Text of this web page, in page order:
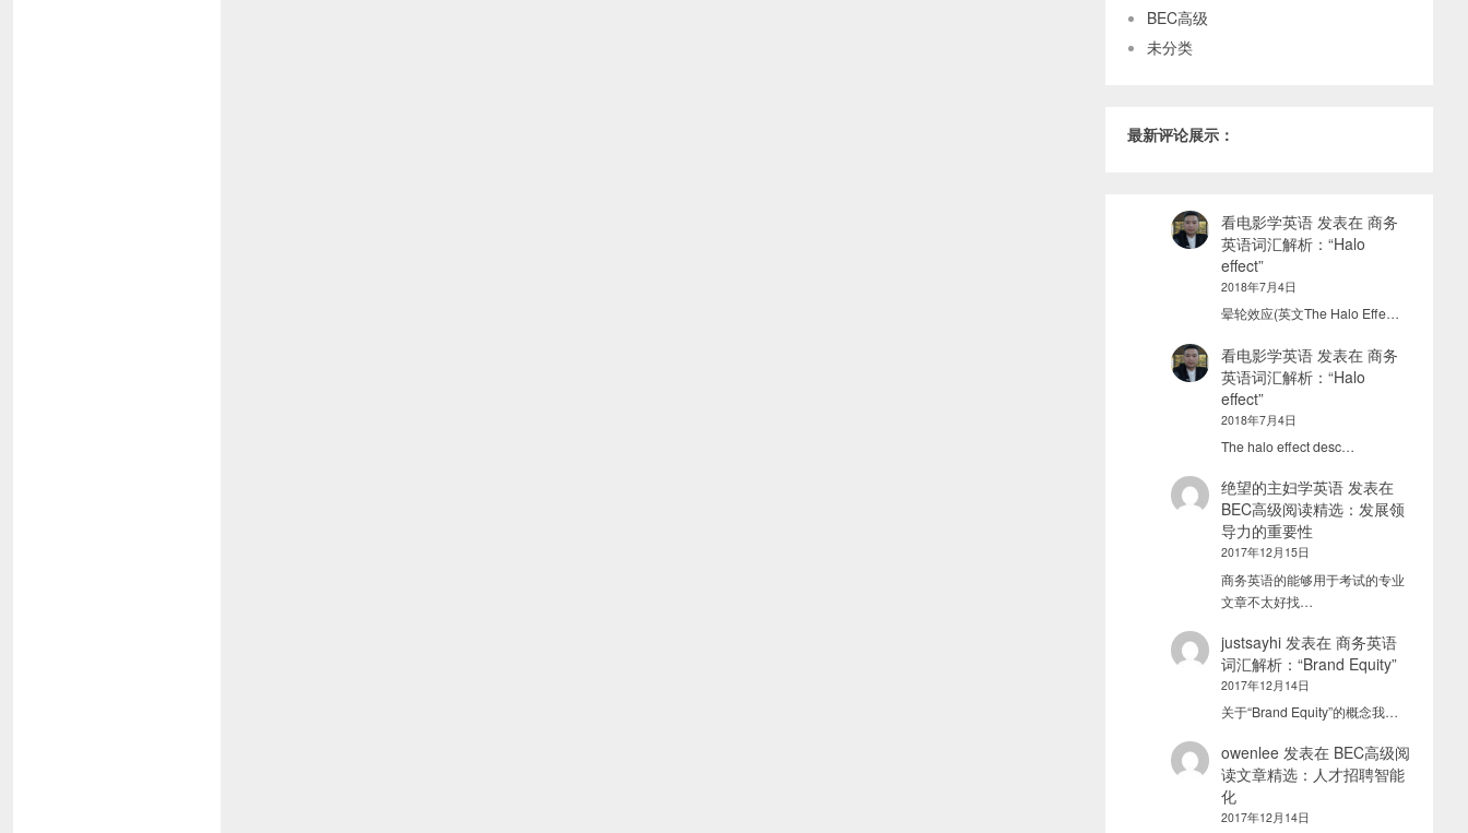
BEC高级
未分类
最新评论展示：
看电影学英语发表在 商务
英语词汇解析：“Halo
effect”
2018年7月4日
晕轮效应(英文The Halo Effe…
看电影学英语发表在 商务
英语词汇解析：“Halo
effect”
2018年7月4日
The halo effect desc…
绝望的主妇学英语发表在
BEC高级阅读精选：发展领
导力的重要性
2017年12月15日
商务英语的能够用于考试的专业
文章不太好找…
justsayhi发表在 商务英语
词汇解析：“Brand Equity”
2017年12月14日
关于“Brand Equity”的概念我…
owenlee发表在 BEC高级阅
读文章精选：人才招聘智能
化
2017年12月14日